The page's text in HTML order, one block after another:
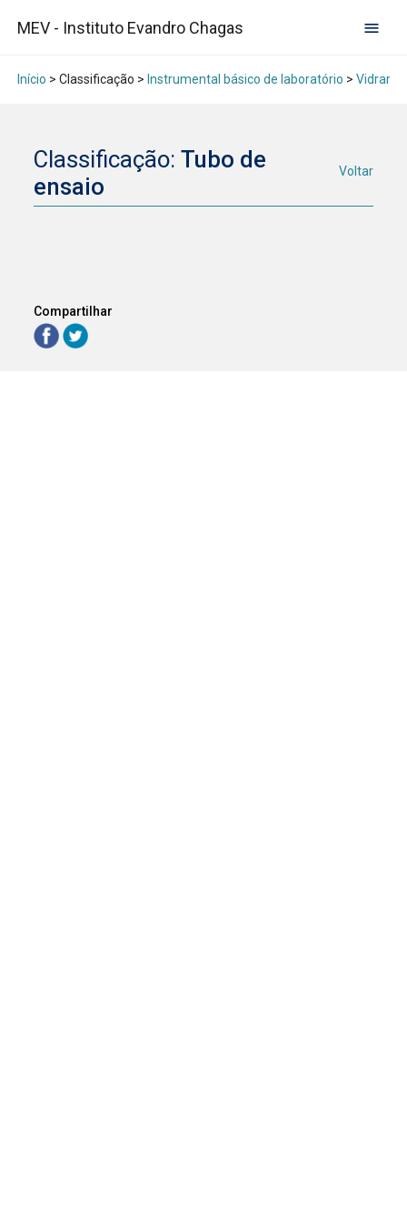
MEV - Instituto Evandro Chagas
Início > Classificação > Instrumental básico de laboratório > Vidraria
Classificação:Tubo de
ensaio
Voltar
Compartilhar